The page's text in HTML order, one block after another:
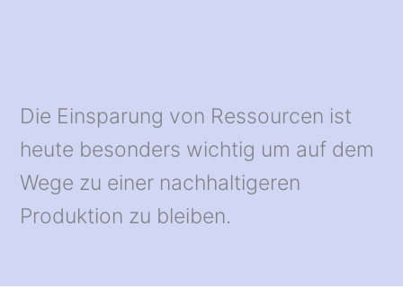
Die Einsparung von Ressourcen ist
heute besonders wichtig um auf dem
Wege zu einer nachhaltigeren
Produktion zu bleiben.